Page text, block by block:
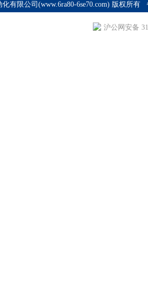
有限公司(www.6ra80-6se70.com) 版权所有
沪公网安备